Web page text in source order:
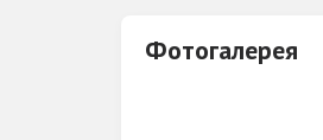
Фотогалерея